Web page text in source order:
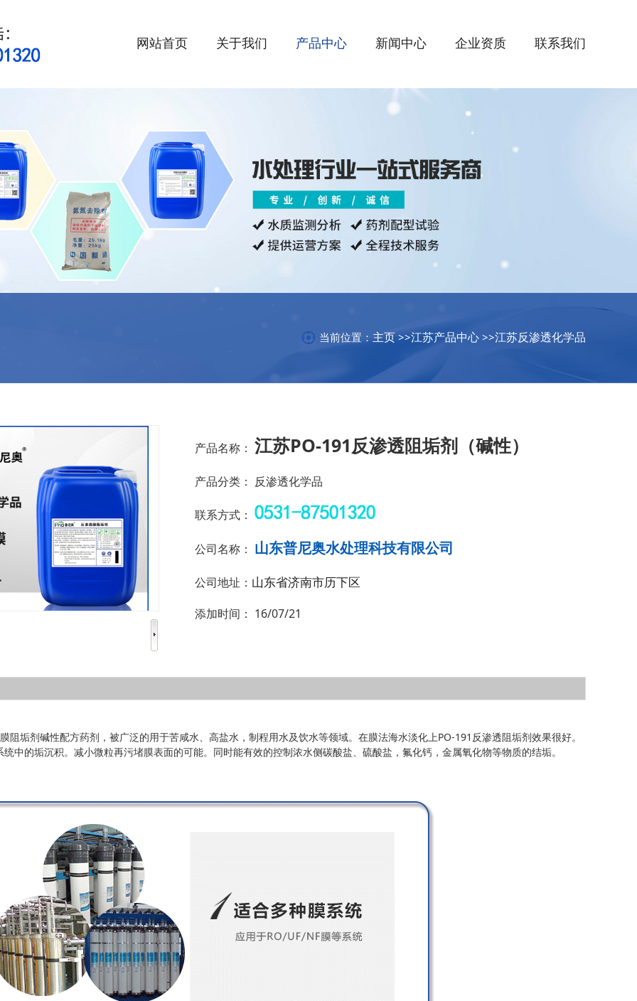
网站首页 关于我们 产品中心 新闻中心 企业资质 联系我们
当前位置： 主页>>江苏产品中心 >>江苏反渗透化学品
产品名称： 江苏PO-191反渗透阻垢剂（碱性）
产品分类： 反渗透化学品
联系方式：
公司名称： 山东普尼奥水处理科技有限公司
公司地址： 山东省济南市历下区
添加时间： 16/07/21
垢剂碱性配方药剂，被广泛的用于苦咸水、高盐水，制程用水及饮水等领域。在膜法海水淡化上PO-191反渗透阻垢剂效果很好。
中的垢沉积。减小微粒再污堵膜表面的可能。同时能有效的控制浓水侧碳酸盐、硫酸盐，氟化钙，金属氧化物等物质的结垢。